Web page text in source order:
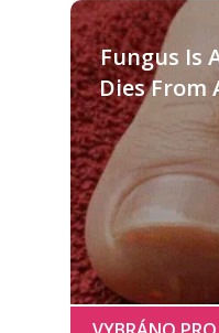
Fungus Is
Dies From